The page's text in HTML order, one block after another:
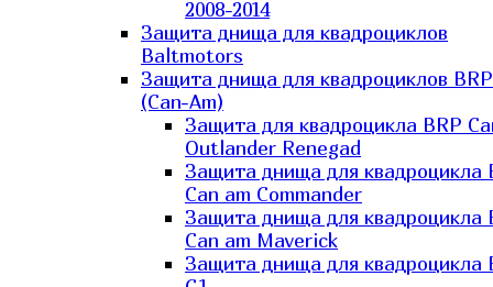
2008-2014
Защита днища для квадроциклов
Baltmotors
Защита днища для квадроциклов BRP
(Can-Am)
Защита для квадроцикла BRP
Outlander Renegad
Защита днища для квадроцикла
Can am Commander
Защита днища для квадроцикла
Can am Maverick
Защита днища для квадроцикла